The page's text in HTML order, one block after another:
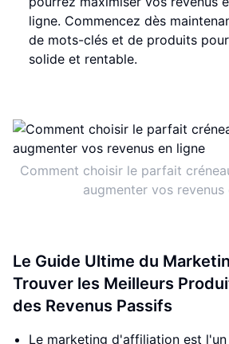
ligne. Commencez dès
de mots-clés et de produits
solide et rentable.
Comment choisir le parfait
augmenter vos revenus
Le Guide Ultime du
Trouver les Meilleurs
des Revenus Passifs
Le marketing d'affiliation est